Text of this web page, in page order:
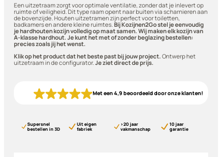
Een uitzetraam zorgt voor optimale ventilatie, zonder dat je inlevert op
ruimte of veiligheid. Dit type raam opent naar buiten via scharnieren aan
de bovenzijde. Houten uitzetramen zijn perfect voor toiletten,
badkamers en andere kleine ruimtes.Bij Kozijnen2Go stel je eenvoudig
je hardhouten kozijn volledig op maat samen. Wij maken elk kozijn van
A-klasse hardhout. Je kunt het met of zonder beglazing bestellen:
precies zoals jij het wenst.
Klik op het product dat het beste past bij jouw project.Ontwerp het
uitzetraam in de configurator.Je ziet direct de prijs.
Met een 4,9 beoordeeld door onze klanten!
Supersnel
bestellen in 3D
Uit eigen
fabriek
>20 jaar
vakmanschap
10 jaar
garantie